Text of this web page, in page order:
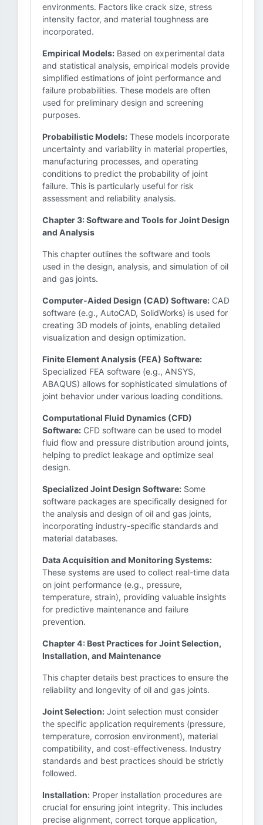
environments. Factors like crack size, stress
intensity factor, and material toughness are
incorporated.
Empirical Models: Based on experimental data
and statistical analysis, empirical models provide
simplified estimations of joint performance and
failure probabilities. These models are often
used for preliminary design and screening
purposes.
Probabilistic Models: These models incorporate
uncertainty and variability in material properties,
manufacturing processes, and operating
conditions to predict the probability of joint
failure. This is particularly useful for risk
assessment and reliability analysis.
Chapter 3: Software and Tools for Joint Design
and Analysis
This chapter outlines the software and tools
used in the design, analysis, and simulation of oil
and gas joints.
Computer-Aided Design (CAD) Software: CAD
software (e.g., AutoCAD, SolidWorks) is used for
creating 3D models of joints, enabling detailed
visualization and design optimization.
Finite Element Analysis (FEA) Software:
Specialized FEA software (e.g., ANSYS,
ABAQUS) allows for sophisticated simulations of
joint behavior under various loading conditions.
Computational Fluid Dynamics (CFD)
Software: CFD software can be used to model
fluid flow and pressure distribution around joints,
helping to predict leakage and optimize seal
design.
Specialized Joint Design Software: Some
software packages are specifically designed for
the analysis and design of oil and gas joints,
incorporating industry-specific standards and
material databases.
Data Acquisition and Monitoring Systems:
These systems are used to collect real-time data
on joint performance (e.g., pressure,
temperature, strain), providing valuable insights
for predictive maintenance and failure
prevention.
Chapter 4: Best Practices for Joint Selection,
Installation, and Maintenance
This chapter details best practices to ensure the
reliability and longevity of oil and gas joints.
Joint Selection: Joint selection must consider
the specific application requirements (pressure,
temperature, corrosion environment), material
compatibility, and cost-effectiveness. Industry
standards and best practices should be strictly
followed.
Installation: Proper installation procedures are
crucial for ensuring joint integrity. This includes
precise alignment, correct torque application,